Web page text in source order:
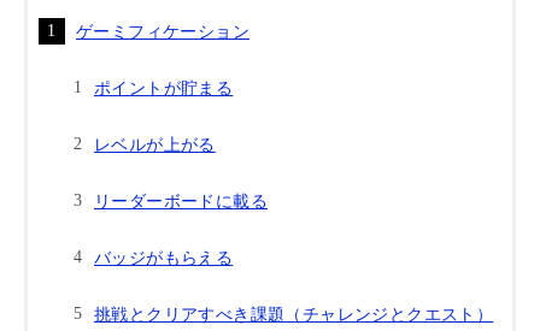
ゲーミフィケーション
ポイントが貯まる
レベルが上がる
リーダーボードに載る
バッジがもらえる
挑戦とクリアすべき課題（チャレンジとクエスト）